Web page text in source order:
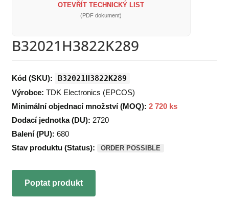
OTEVŘÍT TECHNICKÝ LIST
(PDF dokument)
B32021H3822K289
Kód (SKU): B32021H3822K289
Výrobce: TDK Electronics (EPCOS)
Minimální objednací množství (MOQ): 2 720 ks
Dodací jednotka (DU): 2720
Balení (PU): 680
Stav produktu (Status):
ORDER POSSIBLE
Poptat produkt